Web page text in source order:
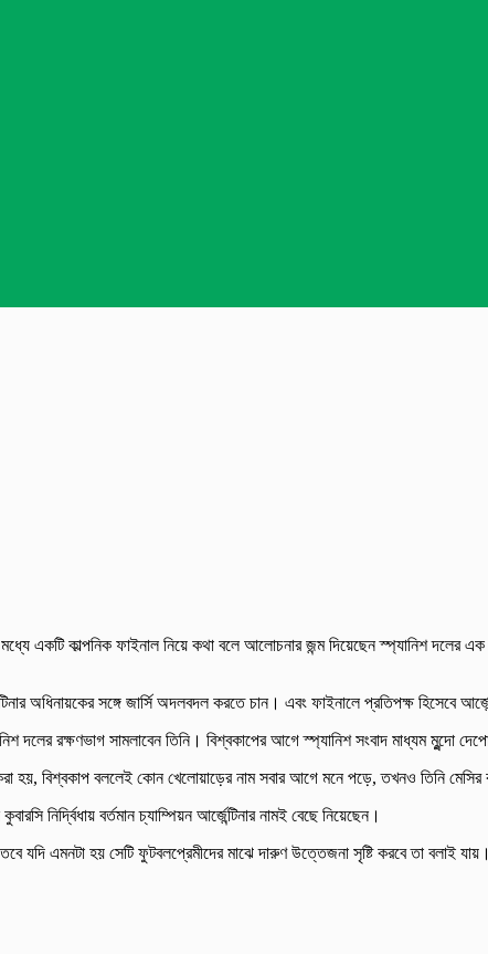
মধ্যে একটি কাল্পনিক ফাইনাল নিয়ে কথা বলে আলোচনার জন্ম দিয়েছেন স্প্যানিশ
অধিনায়কের সঙ্গে জার্সি অদলবদল করতে চান। এবং ফাইনালে প্রতিপক্ষ হিসেবে
রক্ষণভাগ সামলাবেন তিনি। বিশ্বকাপের আগে ‌স্প্যানিশ সংবাদ মাধ্যম মুন্দো
হয়, বিশ্বকাপ বললেই কোন খেলোয়াড়ের নাম সবার আগে মনে পড়ে, তখনও তিনি
নির্দ্বিধায় বর্তমান চ্যাম্পিয়ন আর্জেন্টিনার নামই বেছে নিয়েছেন।
যদি এমনটা হয় সেটি ফুটবলপ্রেমীদের মাঝে দারুণ উত্তেজনা সৃষ্টি করবে তা বলাই যায়।